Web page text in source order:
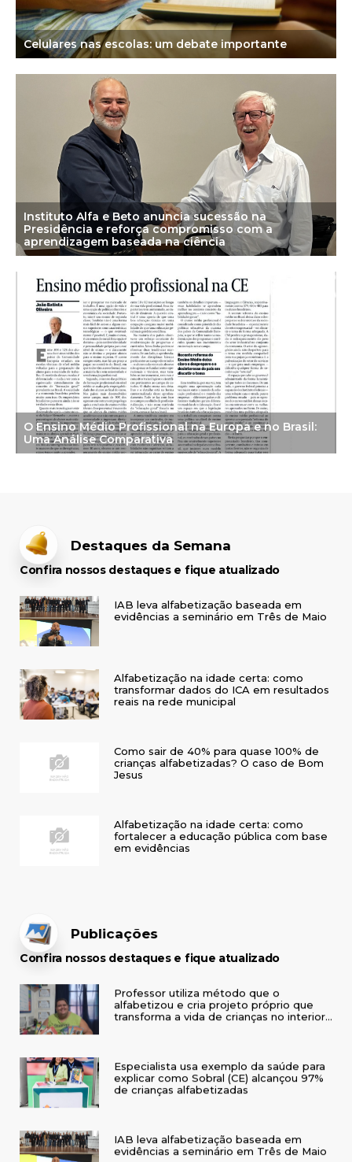
Celulares nas escolas: um debate importante
Instituto Alfa e Beto anuncia sucessão na
Presidência e reforça compromisso com a
aprendizagem baseada na ciência
O Ensino Médio Profissional na Europa e no Brasil:
Uma Análise Comparativa
Destaques da Semana
Confira nossos destaques e fique atualizado
IAB leva alfabetização baseada em
evidências a seminário em Três de Maio
Alfabetização na idade certa: como
transformar dados do ICA em resultados
reais na rede municipal
Como sair de 40% para quase 100% de
crianças alfabetizadas? O caso de Bom
Jesus
Alfabetização na idade certa: como
fortalecer a educação pública com base
em evidências
Publicações
Confira nossos destaques e fique atualizado
Professor utiliza método que o
alfabetizou e cria projeto próprio que
transforma a vida de crianças no interior
Especialista usa exemplo da saúde para
explicar como Sobral (CE) alcançou 97%
de crianças alfabetizadas
IAB leva alfabetização baseada em
evidências a seminário em Três de Maio